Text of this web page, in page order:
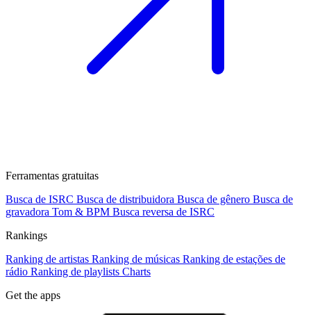
Ferramentas gratuitas
Busca de ISRC Busca de distribuidora Busca de gênero Busca de
gravadora Tom & BPM Busca reversa de ISRC
Rankings
Ranking de artistas Ranking de músicas Ranking de estações de
rádio Ranking de playlists Charts
Get the apps